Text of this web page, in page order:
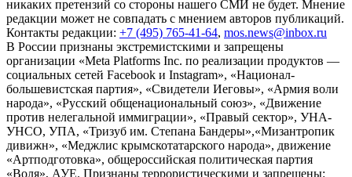
никаких претензий со стороны нашего СМИ не будет. Мнение
редакции может не совпадать с мнением авторов публикаций.
Контакты редакции: +7 (495) 765-41-64, mos.news@inbox.ru
В России признаны экстремистскими и запрещены
организации «Meta Platforms Inc. по реализации продуктов —
социальных сетей Facebook и Instagram», «Национал-
большевистская партия», «Свидетели Иеговы», «Армия воли
народа», «Русский общенациональный союз», «Движение
против нелегальной иммиграции», «Правый сектор», УНА-
УНСО, УПА, «Тризуб им. Степана Бандеры»,«Мизантропик
дивижн», «Меджлис крымскотатарского народа», движение
«Артподготовка», общероссийская политическая партия
«Воля», АУЕ. Признаны террористическими и запрещены: